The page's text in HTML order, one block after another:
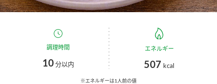
スープ
かおりの蔵
ミツカングループについて
企業理念
ミツカンを知る
環境への取り組み
調理時間
10分以内
エネルギー
507 kcal
※エネルギーは1人前の値